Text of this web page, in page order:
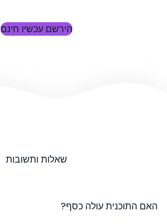
הירשם עכשיו חינם
שאלות ותשובות
האם התוכנית עולה כסף?